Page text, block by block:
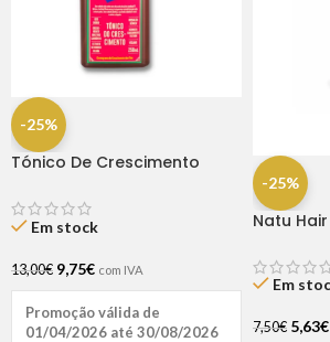
-25%
Tónico De Crescimento
Em stock
13,00€ 9,75€ com IVA
Promoção válida de
01/04/2026 até 30/08/2026
-25%
Natu
Em
7,50€ 5,63€